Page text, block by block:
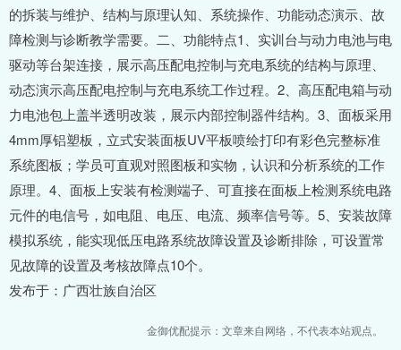
的拆装与维护、结构与原理认知、系统操作、功能动态演示、故
障检测与诊断教学需要。二、功能特点1、实训台与动力电池与电
驱动等台架连接，展示高压配电控制与充电系统的结构与原理、
动态演示高压配电控制与充电系统工作过程。2、高压配电箱与动
力电池包上盖半透明改装，展示内部控制器件结构。3、面板采用
4mm厚铝塑板，立式安装面板UV平板喷绘打印有彩色完整标准
系统图板；学员可直观对照图板和实物，认识和分析系统的工作
原理。4、面板上安装有检测端子、可直接在面板上检测系统电路
元件的电信号，如电阻、电压、电流、频率信号等。5、安装故障
模拟系统，能实现低压电路系统故障设置及诊断排除，可设置常
见故障的设置及考核故障点10个。
发布于：广西壮族自治区
金御优配提示：文章来自网络，不代表本站观点。